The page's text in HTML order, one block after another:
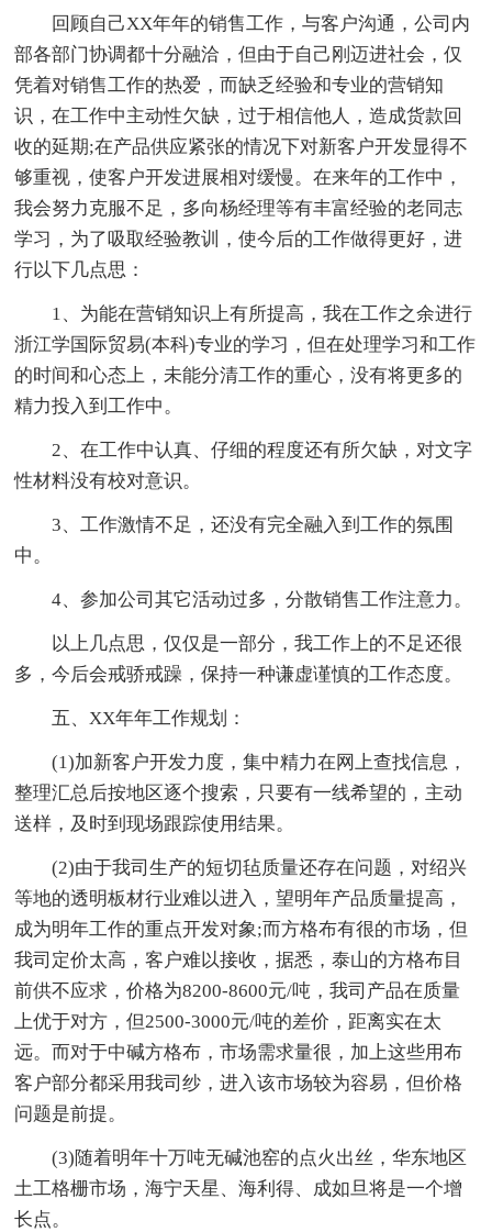
回顾自己XX年年的销售工作，与客户沟通，公司内
部各部门协调都十分融洽，但由于自己刚迈进社会，仅
凭着对销售工作的热爱，而缺乏经验和专业的营销知
识，在工作中主动性欠缺，过于相信他人，造成货款回
收的延期;在产品供应紧张的情况下对新客户开发显得不
够重视，使客户开发进展相对缓慢。在来年的工作中，
我会努力克服不足，多向杨经理等有丰富经验的老同志
学习，为了吸取经验教训，使今后的工作做得更好，进
行以下几点思：
1、为能在营销知识上有所提高，我在工作之余进行
浙江学国际贸易(本科)专业的学习，但在处理学习和工作
的时间和心态上，未能分清工作的重心，没有将更多的
精力投入到工作中。
2、在工作中认真、仔细的程度还有所欠缺，对文字
性材料没有校对意识。
3、工作激情不足，还没有完全融入到工作的氛围
中。
4、参加公司其它活动过多，分散销售工作注意力。
以上几点思，仅仅是一部分，我工作上的不足还很
多，今后会戒骄戒躁，保持一种谦虚谨慎的工作态度。
五、XX年年工作规划：
(1)加新客户开发力度，集中精力在网上查找信息，
整理汇总后按地区逐个搜索，只要有一线希望的，主动
送样，及时到现场跟踪使用结果。
(2)由于我司生产的短切毡质量还存在问题，对绍兴
等地的透明板材行业难以进入，望明年产品质量提高，
成为明年工作的重点开发对象;而方格布有很的市场，但
我司定价太高，客户难以接收，据悉，泰山的方格布目
前供不应求，价格为8200-8600元/吨，我司产品在质量
上优于对方，但2500-3000元/吨的差价，距离实在太
远。而对于中碱方格布，市场需求量很，加上这些用布
客户部分都采用我司纱，进入该市场较为容易，但价格
问题是前提。
(3)随着明年十万吨无碱池窑的点火出丝，华东地区
土工格栅市场，海宁天星、海利得、成如旦将是一个增
长点。